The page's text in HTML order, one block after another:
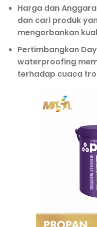
Harga dan
dan cari produk
mengorbankan
Pertimbangkan
waterproofing
terhadap cuaca